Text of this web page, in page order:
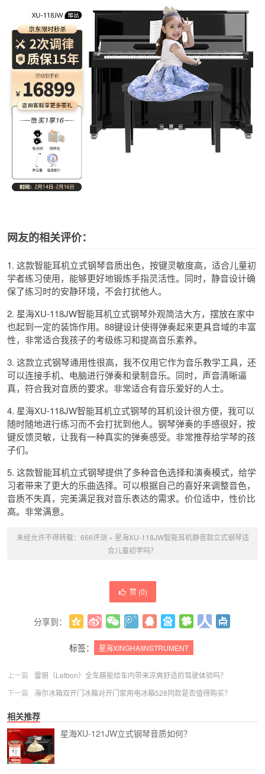
网友的相关评价：
1. 这款智能耳机立式钢琴音质出色，按键灵敏度高，适合儿童初
学者练习使用，能够更好地锻炼手指灵活性。同时，静音设计确
保了练习时的安静环境，不会打扰他人。
2. 星海XU-118JW智能耳机立式钢琴外观简洁大方，摆放在家中
也起到一定的装饰作用。88键设计使得弹奏起来更具音域的丰富
性，非常适合我孩子的考级练习和提高音乐素养。
3. 这款立式钢琴通用性很高，我不仅用它作为音乐教学工具，还
可以连接手机、电脑进行弹奏和录制音乐。同时，声音清晰逼
真，符合我对音质的要求。非常适合有音乐爱好的人士。
4. 星海XU-118JW智能耳机立式钢琴的耳机设计很方便，我可以
随时随地进行练习而不会打扰到他人。钢琴弹奏的手感很好，按
键反馈灵敏，让我有一种真实的弹奏感受。非常推荐给学琴的孩
子们。
5. 这款智能耳机立式钢琴提供了多种音色选择和演奏模式，给学
习者带来了更大的乐曲选择。可以根据自己的喜好来调整音色，
音质不失真，完美满足我对音乐表达的需求。价位适中，性价比
高。非常满意。
未经允许不得转载： 666评测 » 星海XU-118JW智能耳机静音款立式钢琴适
合儿童初学吗？
赞 (0)
分享到：
标签：
星海XINGHAIINSTRUMENT
上一篇
雷朋（Letbon）全车膜能给车内带来凉爽舒适的驾驶体验吗？
下一篇
海尔冰箱双开门冰箱对开门家用电冰箱528同款是否值得购买？
相关推荐
星海XU-121JW立式钢琴音质如何？